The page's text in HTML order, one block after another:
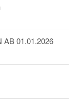
AB 01.01.2026